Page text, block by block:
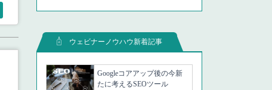
ウェビナーノウハウ新着記事
Googleコアアップ後の今新
たに考えるSEOツール